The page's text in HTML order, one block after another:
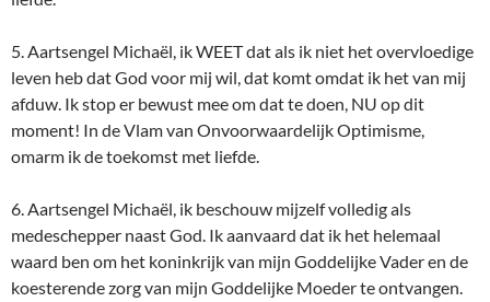
5. Aartsengel Michaël, ik WEET dat als ik niet het overvloedige
leven heb dat God voor mij wil, dat komt omdat ik het van mij
afduw. Ik stop er bewust mee om dat te doen, NU op dit
moment! In de Vlam van Onvoorwaardelijk Optimisme,
omarm ik de toekomst met liefde.
6. Aartsengel Michaël, ik beschouw mijzelf volledig als
medeschepper naast God. Ik aanvaard dat ik het helemaal
waard ben om het koninkrijk van mijn Goddelijke Vader en de
koesterende zorg van mijn Goddelijke Moeder te ontvangen.